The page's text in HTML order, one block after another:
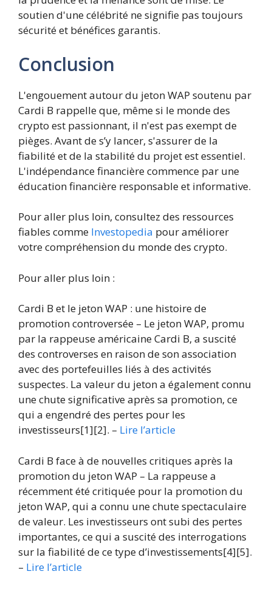
soutien d'une célébrité ne signifie pas toujours
sécurité et bénéfices garantis.
Conclusion
L'engouement autour du jeton WAP soutenu par
Cardi B rappelle que, même si le monde des
crypto est passionnant, il n'est pas exempt de
pièges. Avant de s’y lancer, s'assurer de la
fiabilité et de la stabilité du projet est essentiel.
L'indépendance financière commence par une
éducation financière responsable et informative.
Pour aller plus loin, consultez des ressources
fiables comme Investopedia pour améliorer
votre compréhension du monde des crypto.
Pour aller plus loin :
Cardi B et le jeton WAP : une histoire de
promotion controversée – Le jeton WAP, promu
par la rappeuse américaine Cardi B, a suscité
des controverses en raison de son association
avec des portefeuilles liés à des activités
suspectes. La valeur du jeton a également connu
une chute significative après sa promotion, ce
qui a engendré des pertes pour les
investisseurs[1][2]. – Lire l’article
Cardi B face à de nouvelles critiques après la
promotion du jeton WAP – La rappeuse a
récemment été critiquée pour la promotion du
jeton WAP, qui a connu une chute spectaculaire
de valeur. Les investisseurs ont subi des pertes
importantes, ce qui a suscité des interrogations
sur la fiabilité de ce type d’investissements[4][5].
– Lire l’article